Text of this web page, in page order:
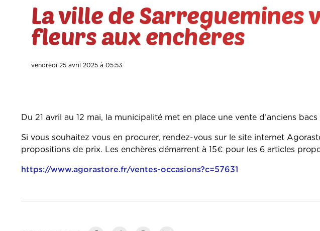
La ville de Sarreguemines
fleurs aux enchères
vendredi 25 avril 2025 à 05:53
Du 21 avril au 12 mai, la municipalité met en place une vente d’anciens
Si vous souhaitez vous en procurer, rendez-vous sur le site internet
propositions de prix. Les enchères démarrent à 15€ pour les 6 articles
https://www.agorastore.fr/ventes-occasions?c=57631